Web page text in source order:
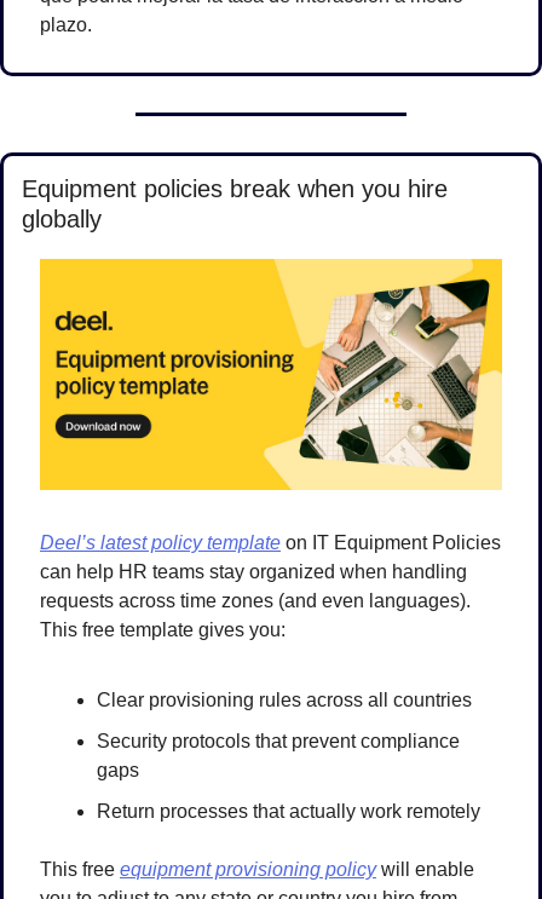
plazo.
Equipment policies break when you hire
globally
Deel’s latest policy template on IT Equipment Policies
can help HR teams stay organized when handling
requests across time zones (and even languages).
This free template gives you:
Clear provisioning rules across all countries
Security protocols that prevent compliance
gaps
Return processes that actually work remotely
This free equipment provisioning policy will enable